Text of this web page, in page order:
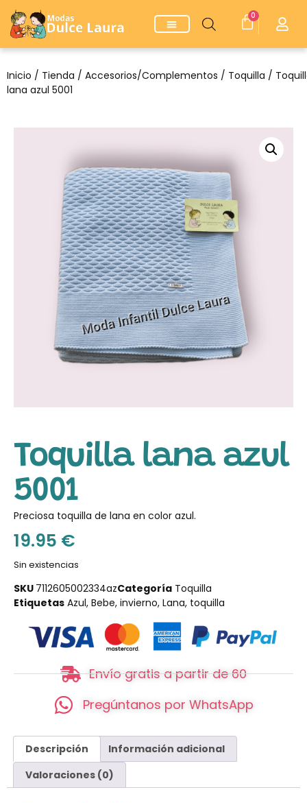
0
Inicio / Tienda / Accesorios/Complementos / Toquilla /
lana azul 5001
Toquilla lana azul
5001
Preciosa toquilla de lana en color azul.
19.95 €
Sin existencias
SKU 7112605002334azCategoría Toquilla
Etiquetas Azul, Bebe, invierno, Lana, toquilla
Envío gratis a partir de 60
Pregúntanos por WhatsApp
Descripción
Información adicional
Valoraciones (0)